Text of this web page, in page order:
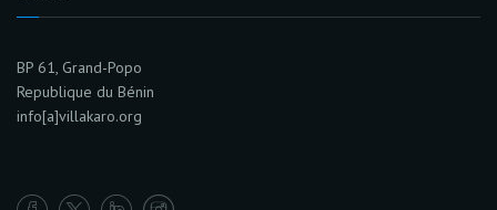
BP 61, Grand-Popo
Republique du Bénin
info[a]villakaro.org